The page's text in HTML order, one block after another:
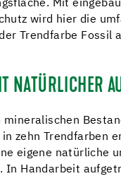
Mit
wird hier die
Trendfarbe
NATÜRLICHER
zehn Trendfarben
eigene natürliche
In Handarbeit